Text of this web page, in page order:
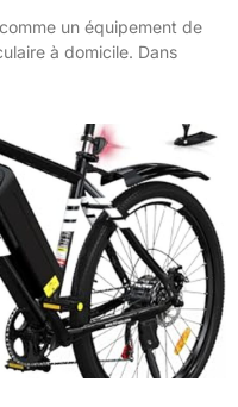
un équipement de
à domicile. Dans